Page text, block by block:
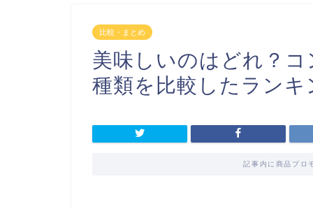
比較・まとめ
美味しいのはどれ？
種類を比較したランキ
記事内に商品プロ